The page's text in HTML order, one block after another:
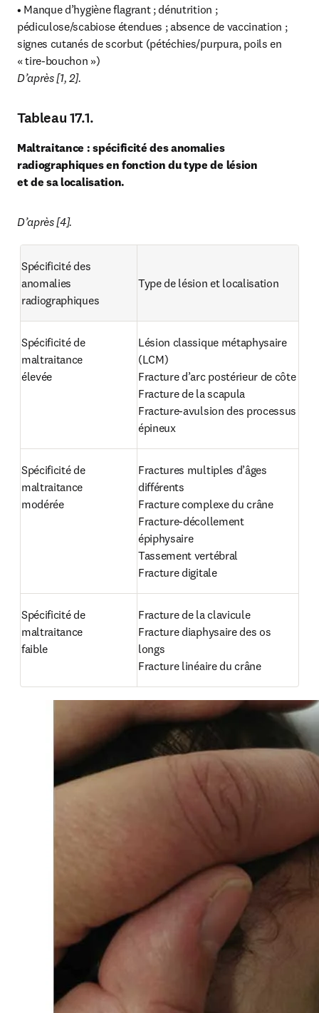
• Manque d’hygiène flagrant ; dénutrition ;
pédiculose/scabiose étendues ; absence de vaccination ;
signes cutanés de scorbut (pétéchies/purpura, poils en
D’après [1, 2].
Tableau 17.1.
Maltraitance : spécificité des anomalies
radiographiques en fonction du type de lésion
et de sa localisation.
D’après [4].
Spécificité des
anomalies
radiographiques
Type de lésion et localisation
Spécificité de
maltraitance
élevée
Lésion classique métaphysaire
(LCM)
Fracture d’arc postérieur de côte
Fracture de la scapula
Fracture-avulsion des processus
épineux
Spécificité de
maltraitance
modérée
Fractures multiples d’âges
différents
Fracture complexe du crâne
Fracture-décollement
épiphysaire
Tassement vertébral
Fracture digitale
Spécificité de
maltraitance
faible
Fracture de la clavicule
Fracture diaphysaire des os
longs
Fracture linéaire du crâne